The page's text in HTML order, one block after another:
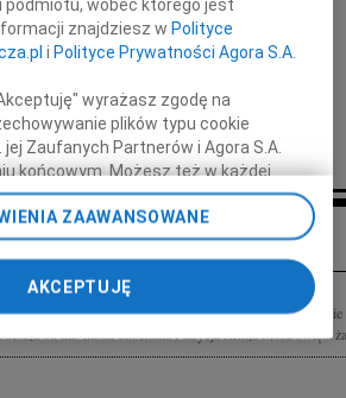
składają
Jan Kozłowski
Marszałek Województwa Pomorskiego
Inne kondolencje
w pamięci żywych" 18 października 2009 roku o
od nas nasza ukochana Patrycja Zemła Msza święta
podmiotu, wobec którego jest
znajdziesz w Polityce
i Polityce Prywatności Agora S.A.
wyrażasz zgodę na
plików typu cookie
jej Zaufanych Partnerów i Agora S.A.
końcowym. Możesz też w każdej
preferencje dot. plików cookie,
narzędzie do zarządzania Twoimi
danych poprzez
prywatności” w stopce serwisu i
„Ustawienia zaawansowane”.
cookie możliwa jest także za
ZAAWANSOWANE
AKCEPTUJĘ